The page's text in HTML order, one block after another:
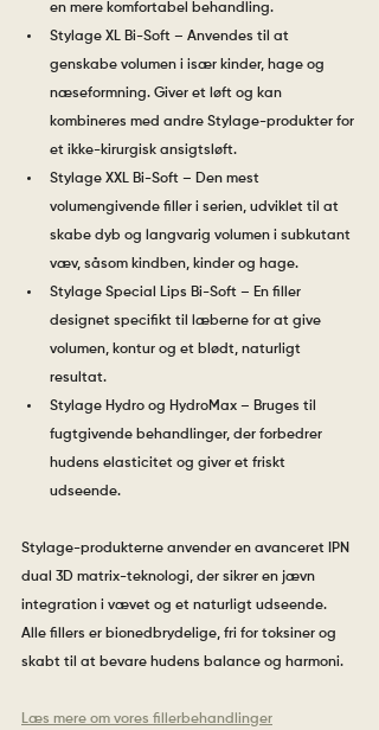
en mere komfortabel behandling.
Stylage XL Bi-Soft – Anvendes til at
genskabe volumen i især kinder, hage og
næseformning. Giver et løft og kan
kombineres med andre Stylage-produkter for
et ikke-kirurgisk ansigtsløft.
Stylage XXL Bi-Soft – Den mest
volumengivende filler i serien, udviklet til at
skabe dyb og langvarig volumen i subkutant
væv, såsom kindben, kinder og hage.
Stylage Special Lips Bi-Soft – En filler
designet specifikt til læberne for at give
volumen, kontur og et blødt, naturligt
resultat.
Stylage Hydro og HydroMax – Bruges til
fugtgivende behandlinger, der forbedrer
hudens elasticitet og giver et friskt
udseende.
Stylage-produkterne anvender en avanceret IPN
dual 3D matrix-teknologi, der sikrer en jævn
integration i vævet og et naturligt udseende.
Alle fillers er bionedbrydelige, fri for toksiner og
skabt til at bevare hudens balance og harmoni.
Læs mere om vores fillerbehandlinger